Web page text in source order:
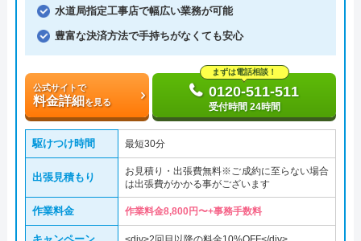
水道局指定工事店で幅広い業務が可能
豊富な決済方法で手持ちがなくても安心
公式サイトで
料金詳細を見る
まずは電話相談！
0120-511-511
受付時間 24時間
駆けつけ時間 最短30分
出張見積もり
お見積り・出張費無料※ご成約に至らない場合
は出張費がかかる事がございます
作業料金 作業料金8,800円〜+事務手数料